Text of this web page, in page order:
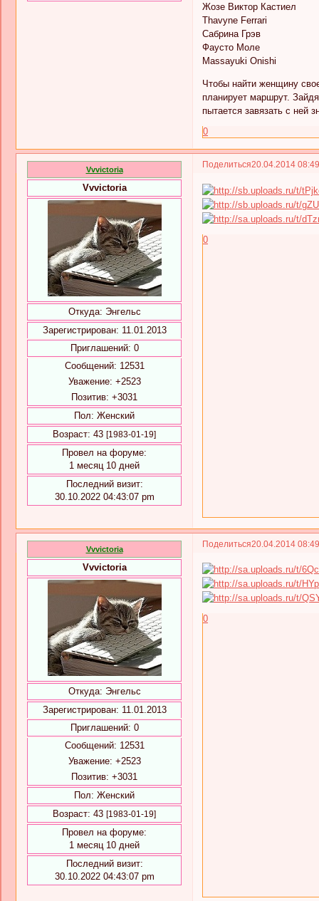
Жозе Виктор Кастиел
Thavyne Ferrari
Сабрина Грэв
Фаусто Моле
Massayuki Onishi
Чтобы найти женщину
планирует маршрут.
пытается завязать с ней
0
Поделиться20.04.2014
Vvvictoria
Vvvictoria
Откуда: Энгельс
Зарегистрирован: 11.01.2013
Приглашений: 0
Сообщений: 12531
Уважение: +2523
Позитив: +3031
Пол: Женский
Возраст: 43 [1983-01-19]
Провел на форуме:
1 месяц 10 дней
Последний визит:
30.10.2022 04:43:07 pm
0
Поделиться20.04.2014
Vvvictoria
Vvvictoria
Откуда: Энгельс
Зарегистрирован: 11.01.2013
Приглашений: 0
Сообщений: 12531
Уважение: +2523
Позитив: +3031
Пол: Женский
Возраст: 43 [1983-01-19]
Провел на форуме:
1 месяц 10 дней
Последний визит:
30.10.2022 04:43:07 pm
0